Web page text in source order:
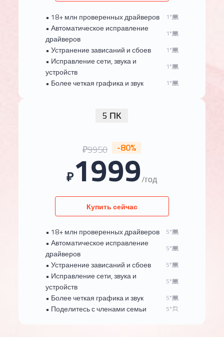
• 18+ млн проверенных драйверов 1*
• Автоматическое исправление
драйверов
1*
• Устранение зависаний и сбоев 1*
• Исправление сети, звука и
устройств
1*
• Более четкая графика и звук 1*
5 ПК
₽9950 -80%
₽1999/год
Купить сейчас
• 18+ млн проверенных драйверов 5*
• Автоматическое исправление
драйверов
5*
• Устранение зависаний и сбоев 5*
• Исправление сети, звука и
устройств
5*
• Более четкая графика и звук 5*
• Поделитесь с членами семьи 5*